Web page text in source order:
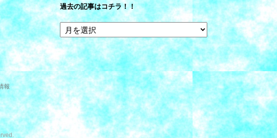
ゴ
リ
ー
は
コ
チ
ラ！！
過去の記事はコチラ！！
過
去
の
記
事
は
コ
チ
ラ！！
報